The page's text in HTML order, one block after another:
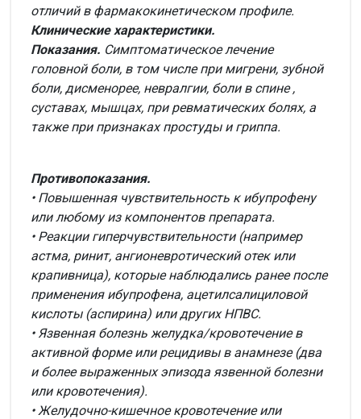
отличий в фармакокинетическом профиле.
Клинические характеристики.
Показания. Симптоматическое лечение
головной боли, в том числе при мигрени, зубной
боли, дисменорее, невралгии, боли в спине ,
суставах, мышцах, при ревматических болях, а
также при признаках простуды и гриппа.
Противопоказания.
• Повышенная чувствительность к ибупрофену
или любому из компонентов препарата.
• Реакции гиперчувствительности (например
астма, ринит, ангионевротический отек или
крапивница), которые наблюдались ранее после
применения ибупрофена, ацетилсалициловой
кислоты (аспирина) или других НПВС.
• Язвенная болезнь желудка/кровотечение в
активной форме или рецидивы в анамнезе (два
и более выраженных эпизода язвенной болезни
или кровотечения).
• Желудочно-кишечное кровотечение или